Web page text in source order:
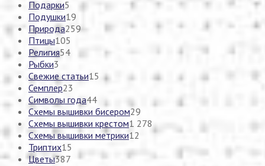
Подарки5
Подушки19
Природа259
Птицы105
Религия54
Рыбки3
Свежие статьи15
Семплер23
Символы года44
Схемы вышивки бисером29
Схемы вышивки крестом1 278
Схемы вышивки метрики12
Триптих15
Цветы387